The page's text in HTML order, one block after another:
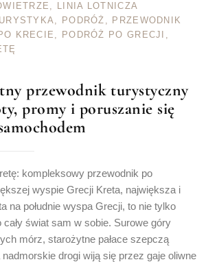
,
LINIA LOTNICZA
, PODRÓŻ , PRZEWODNIK
KRECIE , PODRÓŻ PO GRECJI ,
przewodnik turystyczny
promy i poruszanie się
kompleksowy przewodnik po
wyspie Grecji Kreta, największa i
na południe wyspa Grecji, to nie tylko
świat sam w sobie. Surowe góry
mórz, starożytne pałace szepczą
drogi wiją się przez gaje oliwne